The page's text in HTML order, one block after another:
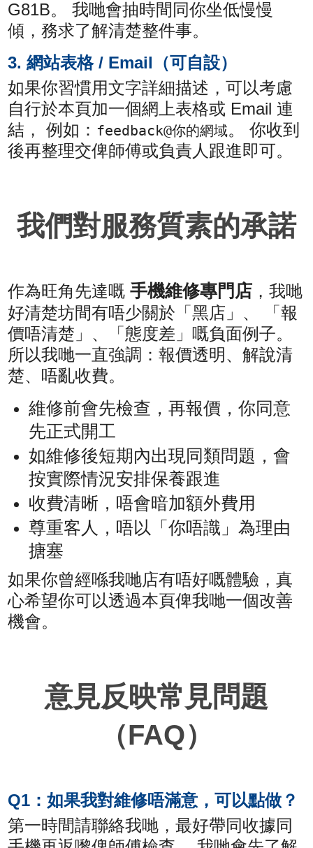
G81B。 我哋會抽時間同你坐低慢慢
傾，務求了解清楚整件事。
3. 網站表格 / Email（可自設）
如果你習慣用文字詳細描述，可以考慮
自行於本頁加一個網上表格或 Email 連
結， 例如： feedback@你的網域。 你收到
後再整理交俾師傅或負責人跟進即可。
我們對服務質素的承諾
作為旺角先達嘅手機維修專門店 ，我哋
好清楚坊間有唔少關於「黑店」、 「報
價唔清楚」、「態度差」嘅負面例子。
所以我哋一直強調：報價透明、解說清
楚、唔亂收費。
維修前會先檢查，再報價，你同意
先正式開工
如維修後短期內出現同類問題，會
按實際情況安排保養跟進
收費清晰，唔會暗加額外費用
尊重客人，唔以「你唔識」為理由
搪塞
如果你曾經喺我哋店有唔好嘅體驗，真
心希望你可以透過本頁俾我哋一個改善
機會。
意見反映常見問題
（FAQ）
Q1：如果我對維修唔滿意，可以點做？
第一時間請聯絡我哋，最好帶同收據同